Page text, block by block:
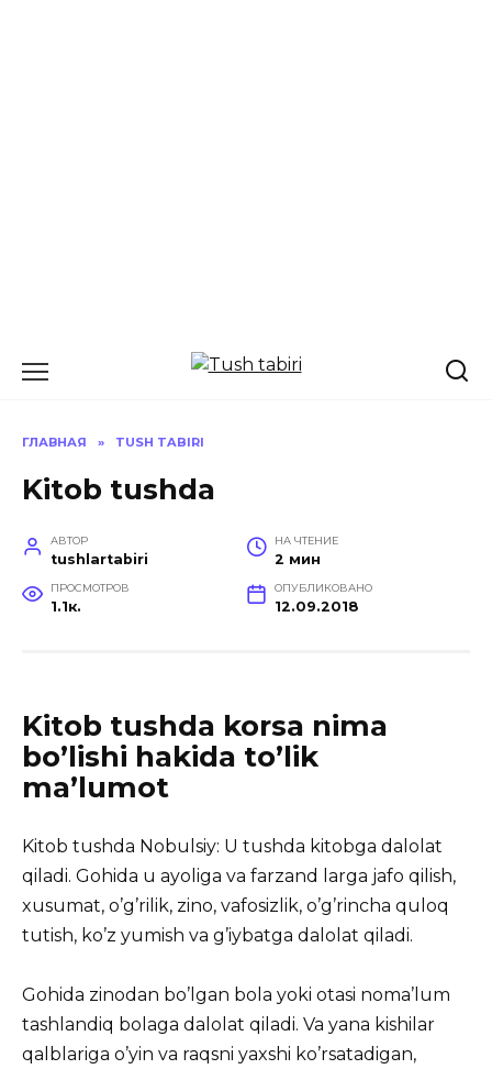
ГЛАВНАЯ » TUSH TABIRI
Kitob tushda
АВТОР
tushlartabiri
НА ЧТЕНИЕ
2 мин
ПРОСМОТРОВ
1.1к.
ОПУБЛИКОВАНО
12.09.2018
Kitob tushda korsa nima
bo’lishi hakida to’lik
ma’lumot
Kitob tushda Nobulsiy: U tushda kitobga dalolat
qiladi. Gohida u ayoliga va farzand larga jafo qilish,
xusumat, o’g’rilik, zino, vafosizlik, o’g’rincha quloq
tutish, ko’z yumish va g’iybatga dalolat qiladi.
Gohida zinodan bo’lgan bola yoki otasi noma’lum
tashlandiq bolaga dalolat qiladi. Va yana kishilar
qalblariga o’yin va raqsni yaxshi ko’rsatadigan,